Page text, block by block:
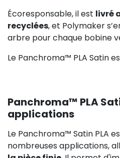
Écoresponsable, il est livré
recyclées, et Polymaker
arbre pour chaque bobine
Le Panchroma™ PLA Satin
Panchroma™ PLA
applications
Le Panchroma™ Satin PLA
nombreuses applications,